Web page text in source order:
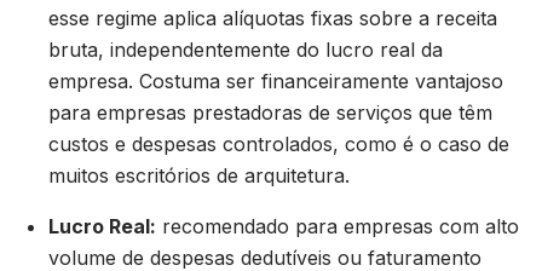
esse regime aplica alíquotas fixas sobre a receita
bruta, independentemente do lucro real da
empresa. Costuma ser financeiramente vantajoso
para empresas prestadoras de serviços que têm
custos e despesas controlados, como é o caso de
muitos escritórios de arquitetura.
Lucro Real: recomendado para empresas com alto
volume de despesas dedutíveis ou faturamento